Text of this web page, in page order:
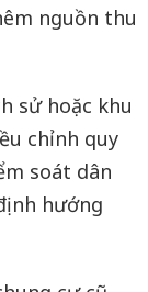
nguồn thu
sử hoặc khu
chỉnh quy
soát dân
hướng